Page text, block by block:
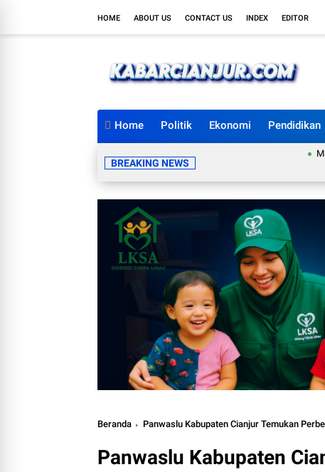
HOME ABOUT US CONTACT US INDEX EDITOR
Home Politik Ekonomi Pendidikan
BREAKING NEWS
Beranda Panwaslu Kabupaten Cianjur Temukan
Panwaslu Kabupaten